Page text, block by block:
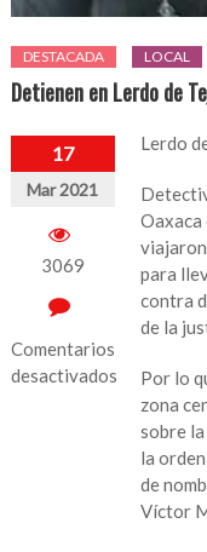
DESTACADA LOCAL
Detienen en Lerdo de
17
Mar 2021
3069
Comentarios
desactivados
Lerdo
Oaxaca
viajaron
para
contra
de la
Por lo
zona
sobre
la
de
Víctor